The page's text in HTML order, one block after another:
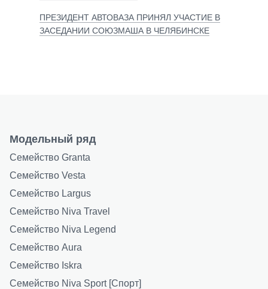
ПРЕЗИДЕНТ АВТОВАЗА ПРИНЯЛ УЧАСТИЕ В
ЗАСЕДАНИИ СОЮЗМАША В ЧЕЛЯБИНСКЕ
Модельный ряд
Семейство Granta
Семейство Vesta
Семейство Largus
Семейство Niva Travel
Семейство Niva Legend
Семейство Aura
Семейство Iskra
Семейство Niva Sport [Спорт]